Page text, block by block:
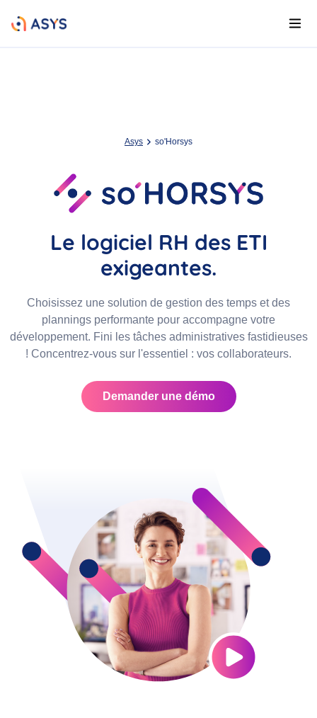
Asys so'Horsys
Le logiciel RH des ETI
exigeantes.
Choisissez une solution de gestion des temps et des
plannings performante pour accompagne votre
développement. Fini les tâches administratives fastidieuses
! Concentrez-vous sur l'essentiel : vos collaborateurs.
Demander une démo